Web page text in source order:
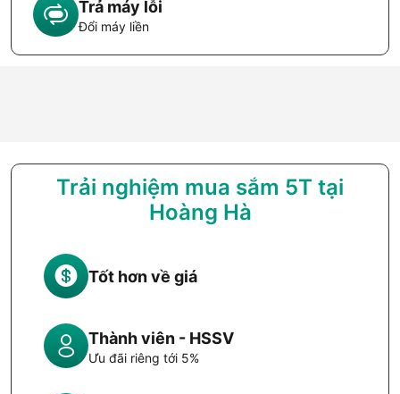
Trả máy lỗi
Đổi máy liền
Trải nghiệm mua sắm 5T tại
Hoàng Hà
Tốt hơn về giá
Thành viên - HSSV
Ưu đãi riêng tới 5%